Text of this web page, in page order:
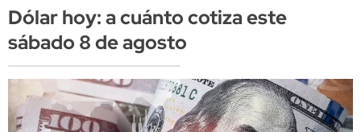
Dólar hoy: a cuánto cotiza este
sábado 8 de agosto